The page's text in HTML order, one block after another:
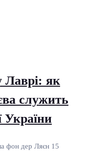
Лаврі: як
служить
України
фон дер Ляєн 15